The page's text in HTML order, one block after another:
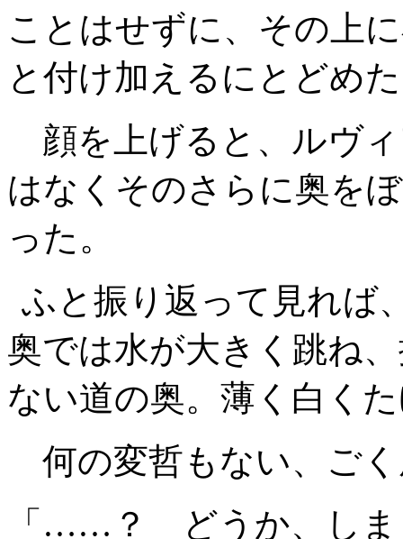
ことはせずに、その上
と付け加えるにとどめ
顔を上げると、ルヴ
はなくそのさらに奥を
った。
ふと振り返って見れば
奥では水が大きく跳ね
ない道の奥。薄く白く
何の変哲もない、ご
「……？ どうか、しま